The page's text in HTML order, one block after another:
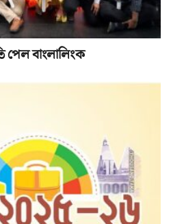
পেল বাংলালিংক